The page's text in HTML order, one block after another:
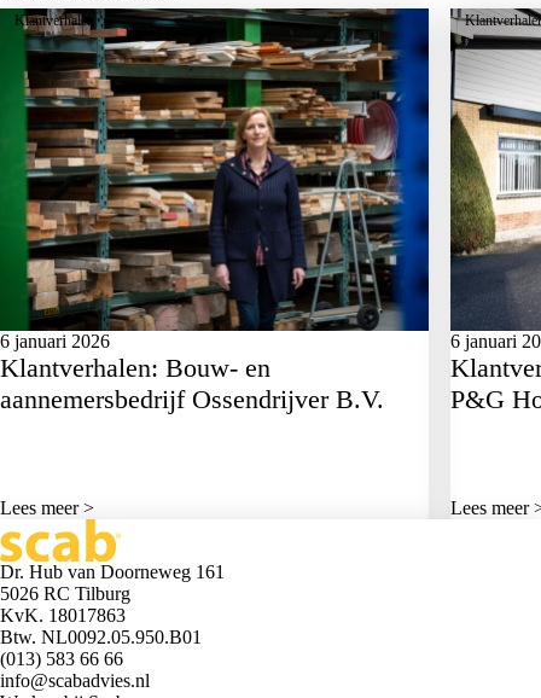
Klantverhalen
6 januari 2026
Klantverhalen: Bouw- en
aannemersbedrijf Ossendrijver B.V.
Lees meer >
6 januari
P&G
Lees meer
Dr. Hub van Doorneweg 161
5026 RC Tilburg
KvK. 18017863
Btw. NL0092.05.950.B01
(013) 583 66 66
info@scabadvies.nl